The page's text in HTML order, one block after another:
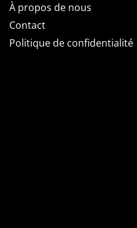
À propos de nous
Contact
Politique de confidentialité